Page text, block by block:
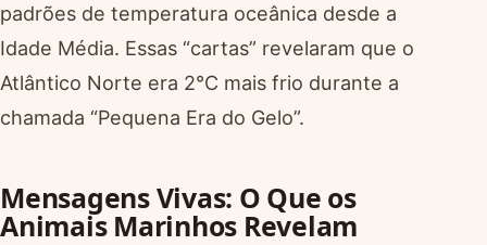
padrões de temperatura oceânica desde a
Idade Média. Essas “cartas” revelaram que o
Atlântico Norte era 2°C mais frio durante a
chamada “Pequena Era do Gelo”.
Mensagens Vivas: O Que os
Animais Marinhos Revelam